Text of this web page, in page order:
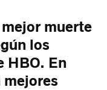
muerte
los
HBO. En
mejores